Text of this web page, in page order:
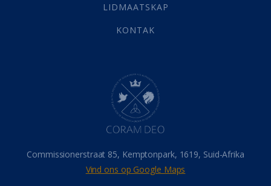
Werk(22)
(142)
Hemel (31)
Israel (14)
Millennium(1)
Oordeelsdag(19)
Verheerlikte liggaam
Wederkoms
(27)
Gebed(87)
LIDMAATSKAP
KONTAK
Commissionerstraat 85, Kemptonpark, 1619, Suid-Afrika
Vind ons op Google Maps